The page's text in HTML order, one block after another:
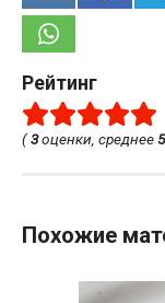
Рейтинг
(3оценки, среднее5
Похожие